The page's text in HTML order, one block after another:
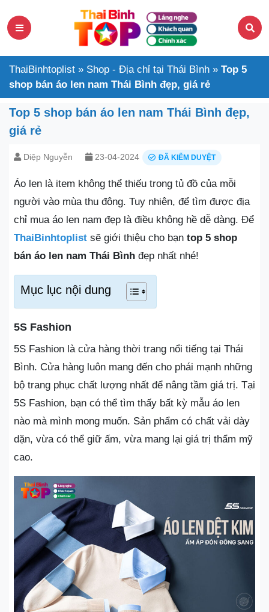
ThaiBinhtoplist » Shop - Địa chỉ tại Thái Bình » Top 5
shop bán áo len nam Thái Bình đẹp, giá rẻ
Top 5 shop bán áo len nam Thái Bình đẹp,
giá rẻ
Diệp Nguyễn 23-04-2024 ĐÃ KIỂM DUYỆT
Áo len là item không thể thiếu trong tủ đồ của mỗi
người vào mùa thu đông. Tuy nhiên, để tìm được địa
chỉ mua áo len nam đẹp là điều không hề dễ dàng. Để
ThaiBinhtoplist sẽ giới thiệu cho bạn top 5 shop
bán áo len nam Thái Bình đẹp nhất nhé!
Mục lục nội dung
5S Fashion
5S Fashion là cửa hàng thời trang nổi tiếng tại Thái
Bình. Cửa hàng luôn mang đến cho phái mạnh những
bộ trang phục chất lượng nhất để nâng tầm giá trị. Tại
5S Fashion, bạn có thể tìm thấy bất kỳ mẫu áo len
nào mà mình mong muốn. Sản phẩm có chất vải dày
dặn, vừa có thể giữ ấm, vừa mang lại giá trị thẩm mỹ
cao.